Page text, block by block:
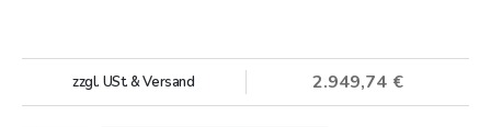
2.949,74 €
zzgl. USt. & Versand